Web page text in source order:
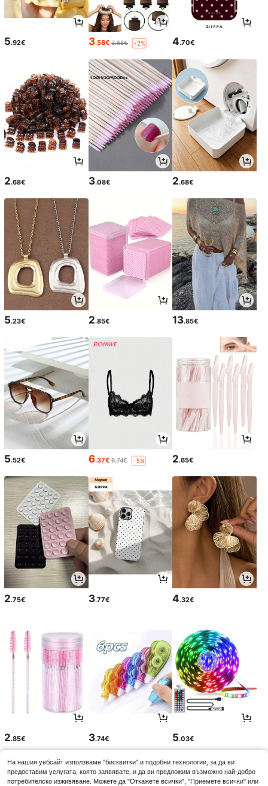
5.92€ 3.58€ 3.68€ -2% 4.70€
2.68€ 3.08€ 2.68€
5.23€ 2.85€ 13.85€
5.52€ 6.37€ 6.74€ -5% 2.65€
2.75€ 3.77€ 4.32€
2.85€ 3.74€ 5.03€
На нашия уебсайт използваме "бисквитки" и подобни технологии, за да ви
предоставим услугата, която заявявате, и да ви предложим възможно най-добро
потребителско изживяване. Можете да "Откажете всички", "Приемете всички" или